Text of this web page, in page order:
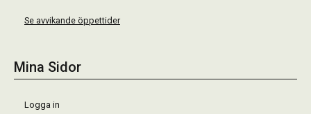
Se avvikande öppettider
Mina Sidor
Logga in